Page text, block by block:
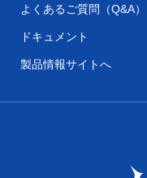
よくあるご質問（Q&A）
ドキュメント
製品情報サイトへ